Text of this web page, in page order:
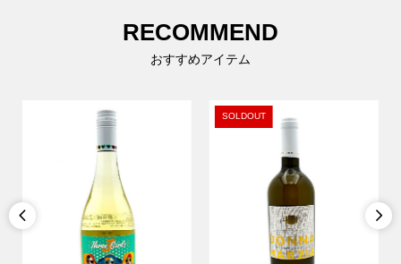
RECOMMEND
おすすめアイテム

SOLDOUT
